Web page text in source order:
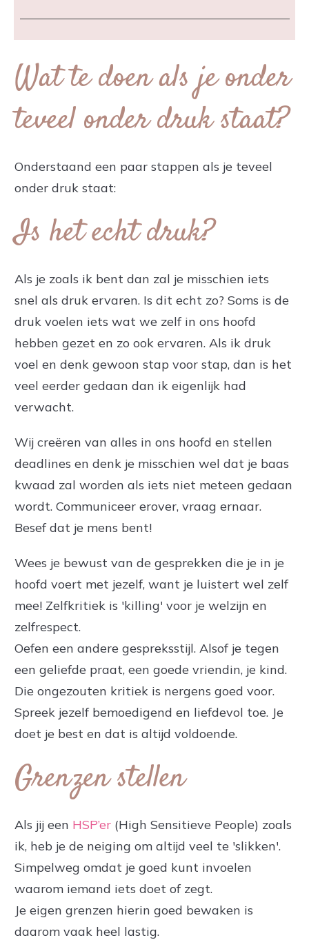
Wat te doen als je onder
teveel onder druk staat?
Onderstaand een paar stappen als je teveel
onder druk staat:
Is het echt druk?
Als je zoals ik bent dan zal je misschien iets
snel als druk ervaren. Is dit echt zo? Soms is de
druk voelen iets wat we zelf in ons hoofd
hebben gezet en zo ook ervaren. Als ik druk
voel en denk gewoon stap voor stap, dan is het
veel eerder gedaan dan ik eigenlijk had
verwacht.
Wij creëren van alles in ons hoofd en stellen
deadlines en denk je misschien wel dat je baas
kwaad zal worden als iets niet meteen gedaan
wordt. Communiceer erover, vraag ernaar.
Besef dat je mens bent!
Wees je bewust van de gesprekken die je in je
hoofd voert met jezelf, want je luistert wel zelf
mee! Zelfkritiek is 'killing' voor je welzijn en
zelfrespect.
Oefen een andere gespreksstijl. Alsof je tegen
een geliefde praat, een goede vriendin, je kind.
Die ongezouten kritiek is nergens goed voor.
Spreek jezelf bemoedigend en liefdevol toe. Je
doet je best en dat is altijd voldoende.
Grenzen stellen
Als jij een HSP’er (High Sensitieve People) zoals
ik, heb je de neiging om altijd veel te 'slikken'.
Simpelweg omdat je goed kunt invoelen
waarom iemand iets doet of zegt.
Je eigen grenzen hierin goed bewaken is
daarom vaak heel lastig.